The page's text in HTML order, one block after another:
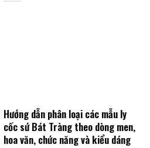
Hướng dẫn phân loại các mẫu ly
cốc sứ Bát Tràng theo dòng men,
hoa văn, chức năng và kiểu dáng